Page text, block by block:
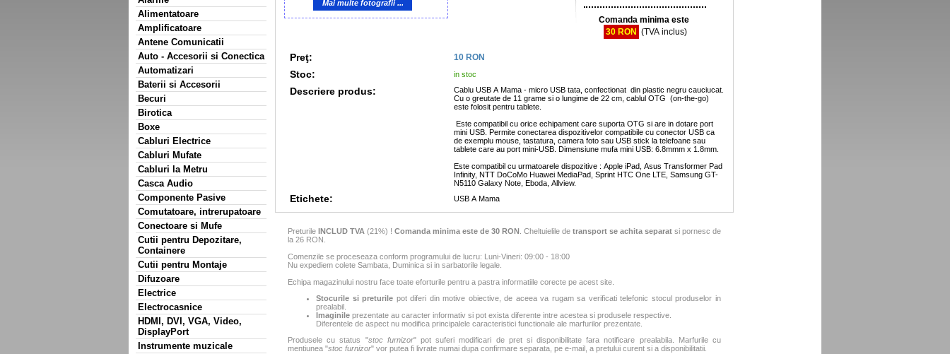
Alimentatoare
Amplificatoare
Antene Comunicatii
Auto - Accesorii si Conectica
Automatizari
Baterii si Accesorii
Becuri
Birotica
Boxe
Cabluri Electrice
Cabluri Mufate
Cabluri la Metru
Casca Audio
Componente Pasive
Comutatoare, intrerupatoare
Conectoare si Mufe
Cutii pentru Depozitare,
Containere
Cutii pentru Montaje
Difuzoare
Electrice
Electrocasnice
HDMI, DVI, VGA, Video,
DisplayPort
Instrumente muzicale
Mai multe fotografii ...
Comanda minima este
30 RON (TVA inclus)
Preţ: 10 RON
Stoc: in stoc
Descriere produs:
Cablu USB A Mama - micro USB tata, confectionat din plastic negru cauciucat.
Cu o greutate de 11 grame si o lungime de 22 cm, cablul OTG (on-the-go)
este folosit pentru tablete.
Este compatibil cu orice echipament care suporta OTG si are in dotare port
mini USB. Permite conectarea dispozitivelor compatibile cu conector USB ca
de exemplu mouse, tastatura, camera foto sau USB stick la telefoane sau
tablete care au port mini-USB. Dimensiune mufa mini USB: 6.8mmm x 1.8mm.
Este compatibil cu urmatoarele dispozitive : Apple iPad, Asus Transformer Pad
Infinity, NTT DoCoMo Huawei MediaPad, Sprint HTC One LTE, Samsung GT-
N5110 Galaxy Note, Eboda, Allview.
Etichete: USB A Mama
Preturile INCLUD TVA (21%) ! Comanda minima este de 30 RON . Cheltuielile de transport se achita separat si pornesc de
la 26 RON.
Comenzile se proceseaza conform programului de lucru: Luni-Vineri: 09:00 - 18:00
Nu expediem colete Sambata, Duminica si in sarbatorile legale.
Echipa magazinului nostru face toate eforturile pentru a pastra informatiile corecte pe acest site.
Stocurile si preturile pot diferi din motive obiective, de aceea va rugam sa verificati telefonic stocul produselor in
prealabil.
Imaginile prezentate au caracter informativ si pot exista diferente intre acestea si produsele respective.
Diferentele de aspect nu modifica principalele caracteristici functionale ale marfurilor prezentate.
Produsele cu status "stoc furnizor" pot suferi modificari de pret si disponibilitate fara notificare prealabila. Marfurile cu
mentiunea "stoc furnizor" vor putea fi livrate numai dupa confirmare separata, pe e-mail, a pretului curent si a disponibilitatii.